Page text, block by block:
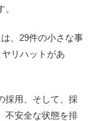
。
、29件の小さな事
リハットがあ
採用、そして、採
不安全な状態を排